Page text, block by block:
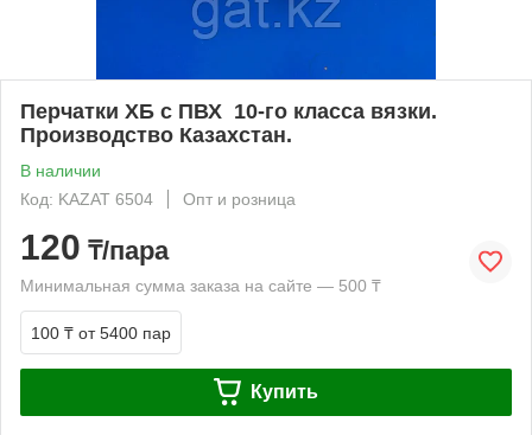
Перчатки ХБ с ПВХ 10-го класса вязки.
Производство Казахстан.
В наличии
Код: KAZAT 6504
Опт и розница
120 ₸/пара
Минимальная сумма заказа на сайте — 500 ₸
100 ₸ от 5400 пар
Купить